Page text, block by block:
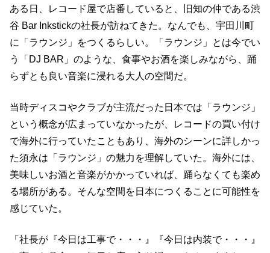
ある日、レコード屋で店番していると、旧知の仲である渋
谷 Bar Inkstickの社長が訪ねてきた。なんでも、宇田川町
に「ラウンジ」をつくるらしい。「ラウンジ」とは今でい
う「DJ BAR」のような、食事やお酒を楽しみながら、踊
らずとも良い音楽に浸れる大人の空間だ。
当時ディスコやクラブが主流だった日本では「ラウンジ」
という概念が広まっていなかったが、レコードの買い付け
で海外に行っていたこともあり、海外のシーンに詳しかっ
た須永は「ラウンジ」の魅力を理解していた。海外には、
美味しいお酒と音楽がかかっていれば、踊らなくても楽め
る場所がある。そんな空間を日本につくることに可能性を
感じていた。
「社長が『今日は工事で・・・』『今日は内装で・・・』